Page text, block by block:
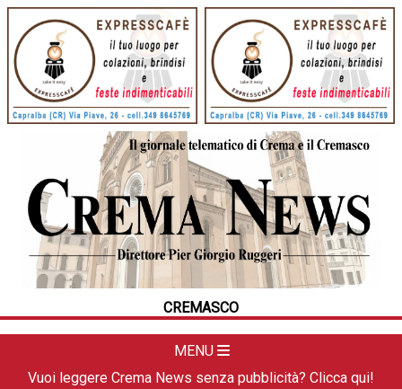
CREMASCO
MENU
HOME
CRONACA
POLITICA
LA FOTO
DAL TERRITORIO
Vuoi leggere Crema News senza pubblicità? Clicca qui!